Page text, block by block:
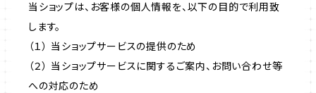
当ショップは、お客様の個人情報を、以下の目的で利用致
します。
（１） 当ショップサービスの提供のため
（２） 当ショップサービスに関するご案内、お問い合わせ等
への対応のため